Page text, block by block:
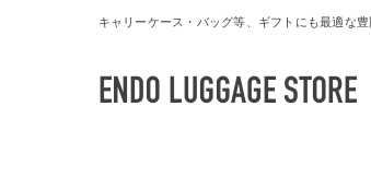
キャリーケース・バッグ等、ギフトにも最適な豊